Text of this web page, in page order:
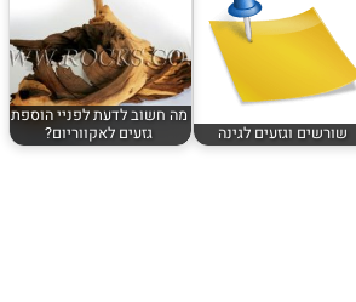
שורשים וגזעים לגינה
מה חשוב לדעת לפניי הוספת
גזעים לאקווריום?